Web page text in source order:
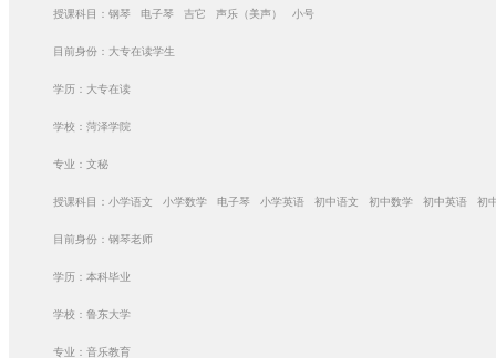
授课科目：钢琴 电子琴 吉它 声乐（美声） 小号
目前身份：大专在读学生
学历：大专在读
学校：菏泽学院
专业：文秘
授课科目：小学语文 小学数学 电子琴 小学英语 初中语文 初中数学 初中英语
目前身份：钢琴老师
学历：本科毕业
学校：鲁东大学
专业：音乐教育